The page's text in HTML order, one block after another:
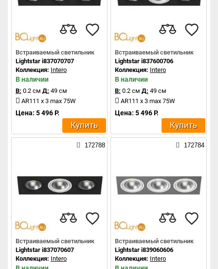
Встраиваемый светильник
Lightstar i837070707
Коллекция: Intero
В наличии
В: 0.2 см Д: 49 см
AR111 x 3 max 75W
Цена: 5 496 Р.
Купить
Встраиваемый светильник
Lightstar i837600706
Коллекция: Intero
В наличии
В: 0.2 см Д: 49 см
AR111 x 3 max 75W
Цена: 5 496 Р.
Купить
172788
Встраиваемый светильник
Lightstar i837070607
Коллекция: Intero
172784
Встраиваемый светильник
Lightstar i839060606
Коллекция: Intero